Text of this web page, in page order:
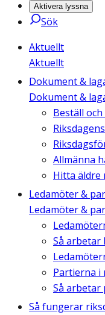
Aktivera lyssna
Sök
Aktuellt
Aktuellt
Dokument &
Dokument &
Beställ
Allmänna
Hitta äldre
Ledamöter &
Ledamöter &
Så arbetar
Partierna i
Så arbetar
Så fungerar